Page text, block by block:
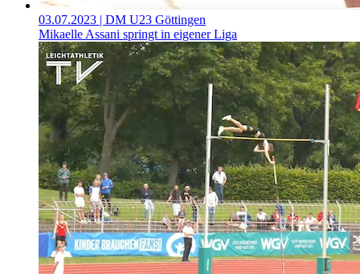
03.07.2023 | DM U23 Göttingen
Mikaelle Assani springt in eigener Liga